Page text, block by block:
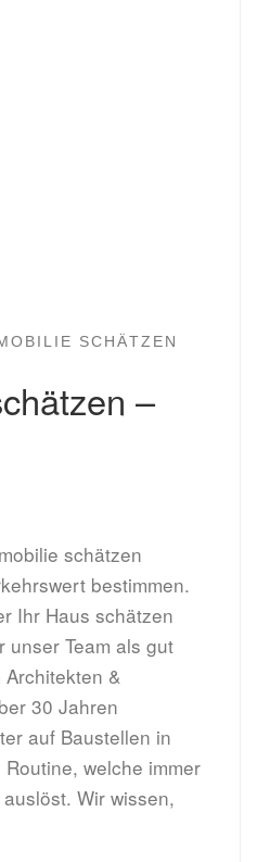
SCHÄTZEN
–
schätzen
bestimmen.
Ihr Haus schätzen
Team als gut
&
30 Jahren
auf Baustellen in
welche immer
Wir wissen,